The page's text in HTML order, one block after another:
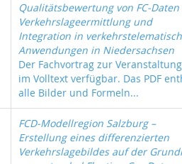
Qualitätsbewertung von FC-
Verkehrslageermittlung und
Integration in
Anwendungen in Niedersachsen
Der Fachvortrag zur
im Volltext verfügbar. Das PDF
alle Bilder und Formeln...
FCD-Modellregion Salzburg –
Erstellung eines differenzierten
Verkehrslagebildes auf der